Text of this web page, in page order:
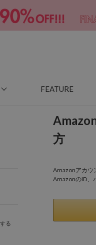
FEATURE
る
方
Amazonアカウ
AmazonのID、